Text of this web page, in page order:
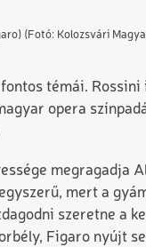
(Fotó: Kolozsvári
témái.
opera
megragadja
mert a
szeretne a
Figaro nyújt